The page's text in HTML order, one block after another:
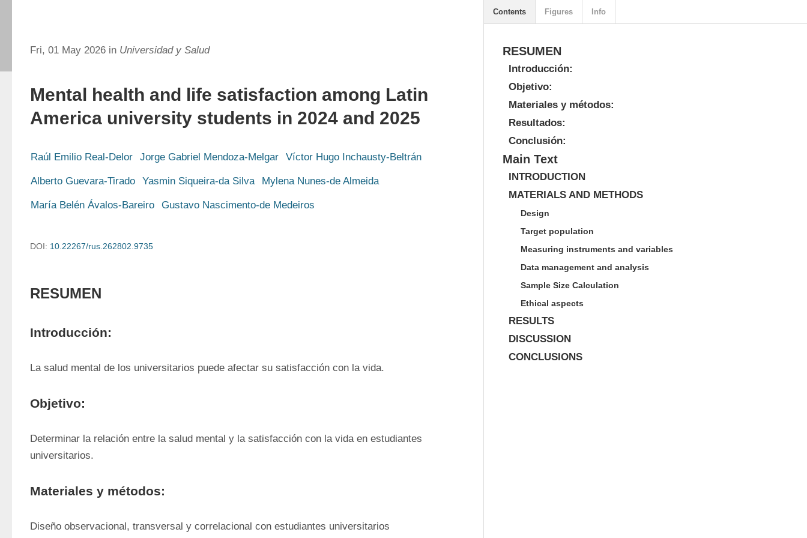
Fri, 01 May 2026 in Universidad y Salud
Mental health and life satisfaction among Latin
America university students in 2024 and 2025
Raúl Emilio Real-Delor Jorge Gabriel Mendoza-Melgar Víctor Hugo Inchausty-Beltrán
Alberto Guevara-Tirado Yasmin Siqueira-da Silva Mylena Nunes-de Almeida
María Belén Ávalos-Bareiro Gustavo Nascimento-de Medeiros
DOI: 10.22267/rus.262802.9735
RESUMEN
Introducción:
La salud mental de los universitarios puede afectar su satisfacción con la vida.
Objetivo:
Determinar la relación entre la salud mental y la satisfacción con la vida en estudiantes
universitarios.
Materiales y métodos:
Diseño observacional, transversal y correlacional con estudiantes universitarios
RESUMEN
Introducción:
Objetivo:
Materiales y métodos:
Resultados:
Conclusión:
Main Text
INTRODUCTION
MATERIALS AND METHODS
Design
Target population
Measuring instruments and variables
Data management and analysis
Sample Size Calculation
Ethical aspects
RESULTS
DISCUSSION
CONCLUSIONS
Contents Figures Info